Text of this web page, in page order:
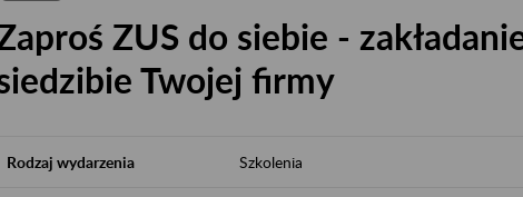
ZUS do siebie -
Twojej firmy
Rodzaj wydarzenia Szkolenia